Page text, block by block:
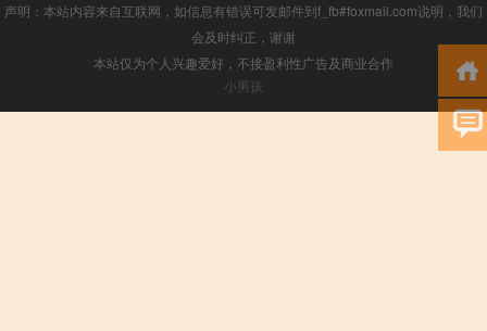
声明：本站内容来自互联网，如信息有错误可发邮件到f_fb#foxmail.com说明，我们
会及时纠正，谢谢
本站仅为个人兴趣爱好，不接盈利性广告及商业合作
小男孩